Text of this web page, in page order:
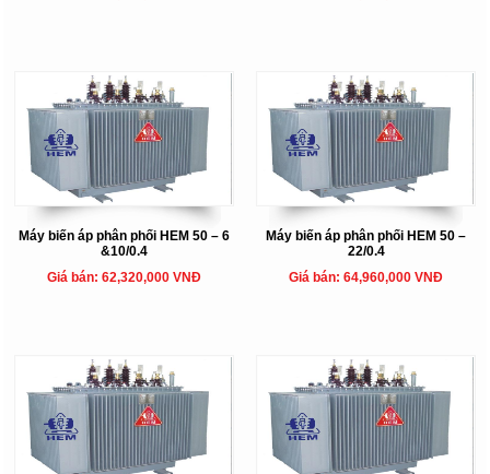
Máy biến áp phân phối HEM 50 – 6
&10/0.4
Giá bán: 62,320,000 VNĐ
Máy biến áp phân phối HEM 50 –
22/0.4
Giá bán: 64,960,000 VNĐ